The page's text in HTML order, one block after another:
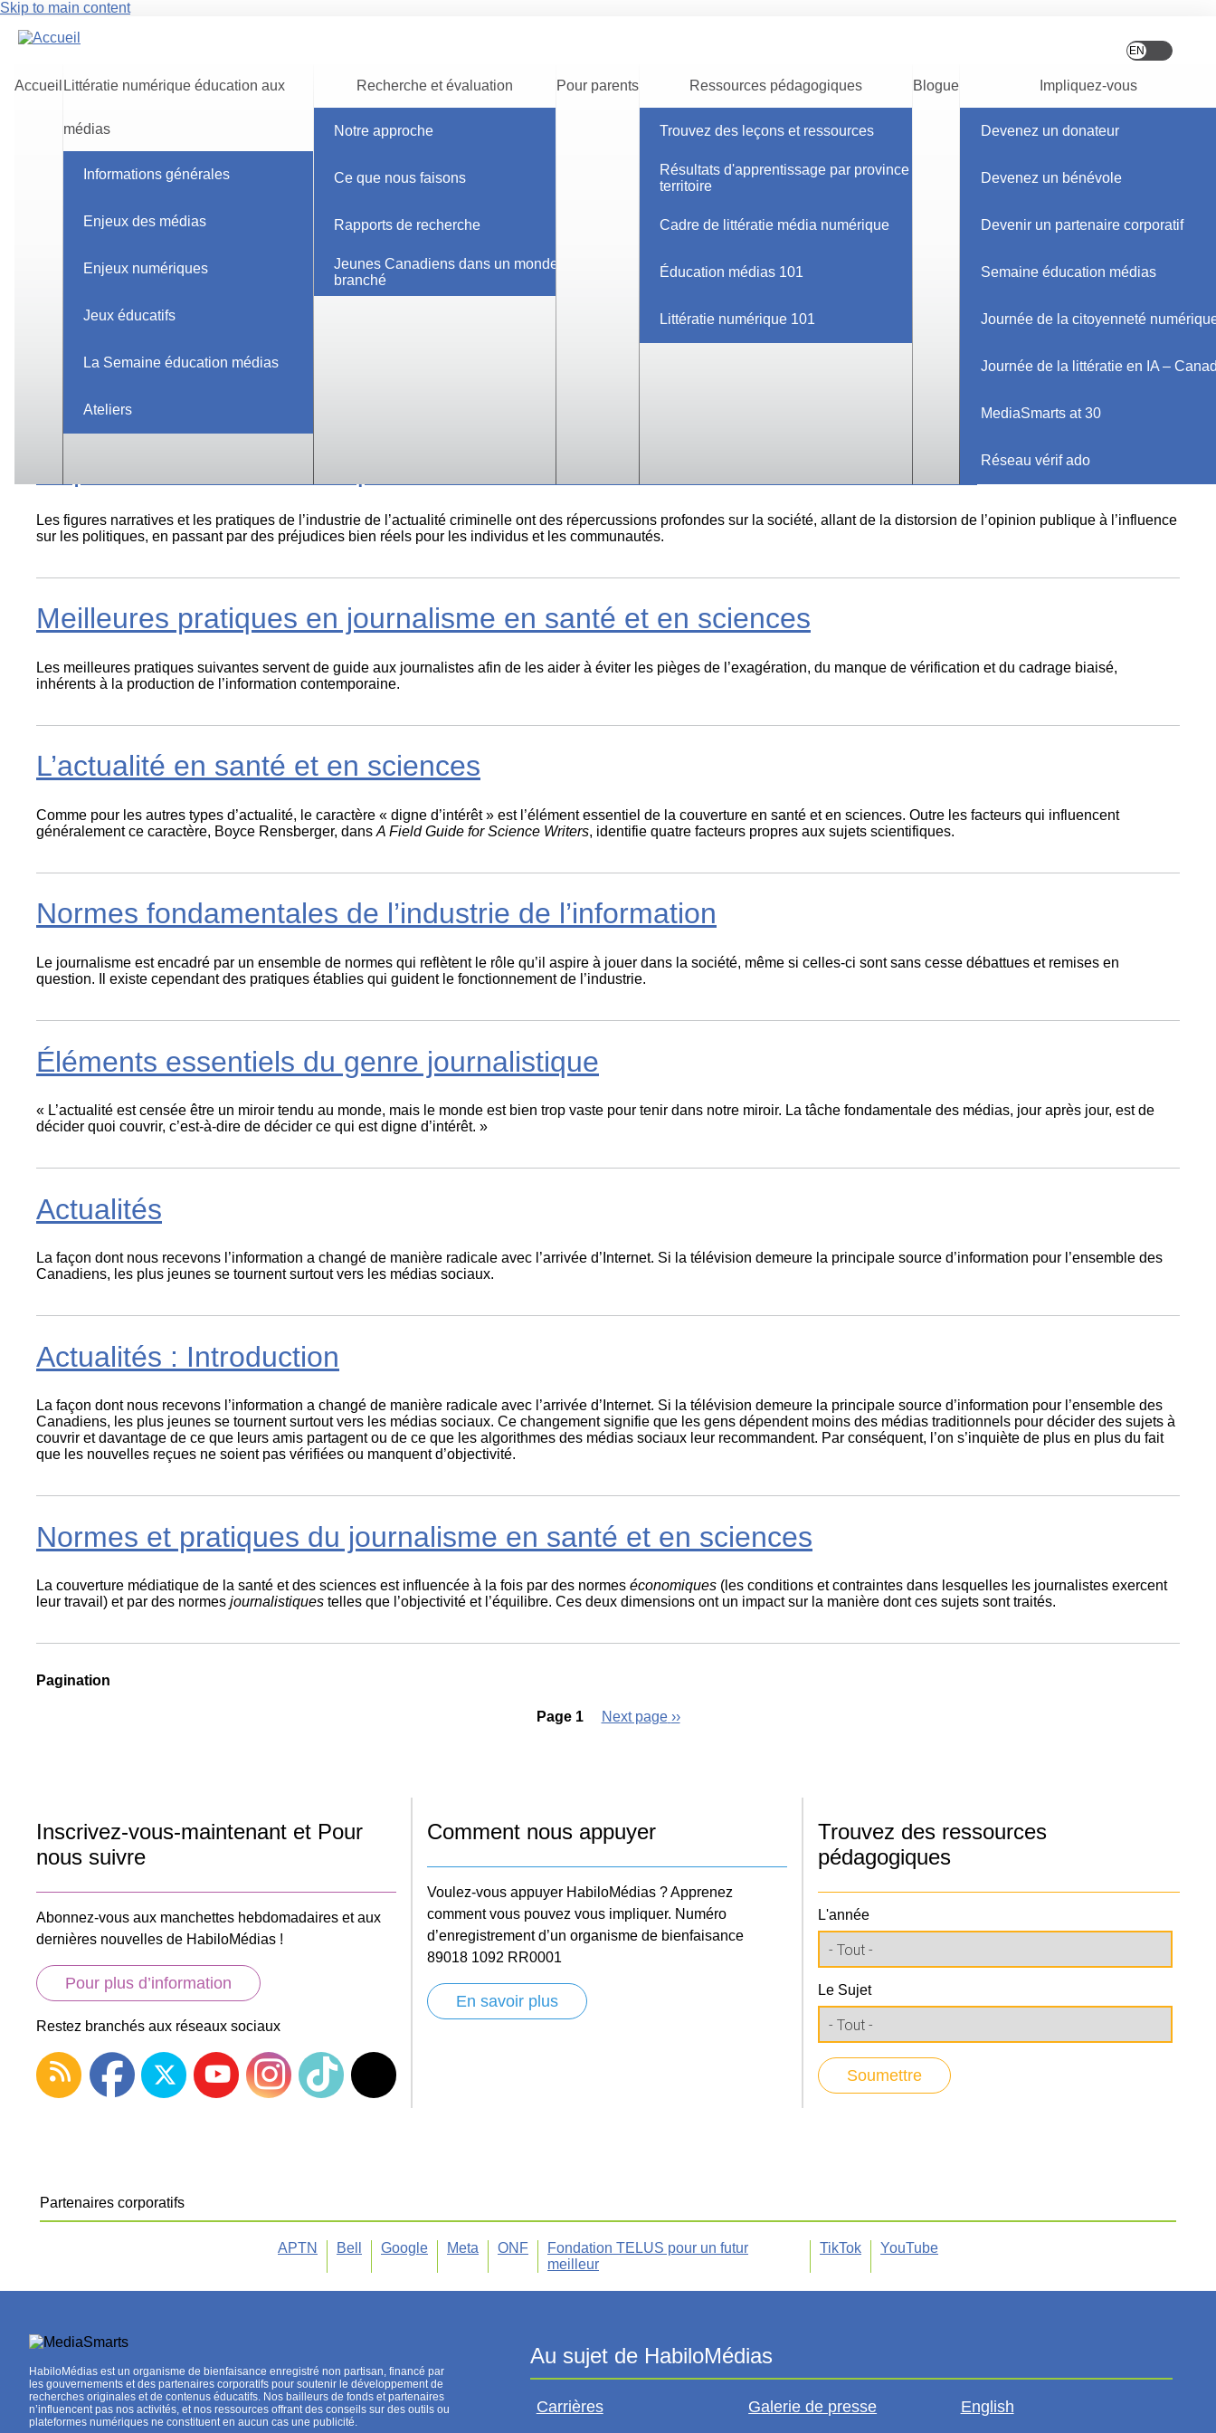
Skip to main content
Accueil Littératie numérique éducation aux
médias
Informations générales
Enjeux des médias
Enjeux numériques
Jeux éducatifs
La Semaine éducation médias
Ateliers
Recherche et évaluation
Notre approche
Ce que nous faisons
Rapports de recherche
Jeunes Canadiens dans un monde
branché
Pour parents Ressources pédagogiques
Trouvez des leçons et ressources
Résultats d'apprentissage par province et
territoire
Cadre de littératie média numérique
Éducation médias 101
Littératie numérique 101
Blogue Impliquez-vous
Devenez un donateur
Devenez un bénévole
Devenir un partenaire corporatif
Semaine éducation médias
Journée de la citoyenneté
Journée de la littératie en IA –
MediaSmarts at 30
Réseau vérif ado
Journalisme et actualités
Ressources pour parents - actualités
Ressources pour les enseignants - actualités
Les figures narratives et les pratiques de l’industrie de l’actualité criminelle ont des répercussions profondes sur la société, allant de la distorsion de l’opinion publique à l’influence
sur les politiques, en passant par des préjudices bien réels pour les individus et les communautés.
Meilleures pratiques en journalisme en santé et en sciences
Les meilleures pratiques suivantes servent de guide aux journalistes afin de les aider à éviter les pièges de l’exagération, du manque de vérification et du cadrage biaisé,
inhérents à la production de l’information contemporaine.
L’actualité en santé et en sciences
Comme pour les autres types d’actualité, le caractère « digne d’intérêt » est l’élément essentiel de la couverture en santé et en sciences. Outre les facteurs qui influencent
généralement ce caractère, Boyce Rensberger, dans A Field Guide for Science Writers, identifie quatre facteurs propres aux sujets scientifiques.
Normes fondamentales de l’industrie de l’information
Le journalisme est encadré par un ensemble de normes qui reflètent le rôle qu’il aspire à jouer dans la société, même si celles-ci sont sans cesse débattues et remises en
question. Il existe cependant des pratiques établies qui guident le fonctionnement de l’industrie.
Éléments essentiels du genre journalistique
« L’actualité est censée être un miroir tendu au monde, mais le monde est bien trop vaste pour tenir dans notre miroir. La tâche fondamentale des médias, jour après jour, est de
décider quoi couvrir, c’est-à-dire de décider ce qui est digne d’intérêt. »
Actualités
La façon dont nous recevons l’information a changé de manière radicale avec l’arrivée d’Internet. Si la télévision demeure la principale source d’information pour l’ensemble des
Canadiens, les plus jeunes se tournent surtout vers les médias sociaux.
Actualités : Introduction
La façon dont nous recevons l’information a changé de manière radicale avec l’arrivée d’Internet. Si la télévision demeure la principale source d’information pour l’ensemble des
Canadiens, les plus jeunes se tournent surtout vers les médias sociaux. Ce changement signifie que les gens dépendent moins des médias traditionnels pour décider des sujets à
couvrir et davantage de ce que leurs amis partagent ou de ce que les algorithmes des médias sociaux leur recommandent. Par conséquent, l’on s’inquiète de plus en plus du fait
que les nouvelles reçues ne soient pas vérifiées ou manquent d’objectivité.
Normes et pratiques du journalisme en santé et en sciences
La couverture médiatique de la santé et des sciences est influencée à la fois par des normes économiques (les conditions et contraintes dans lesquelles les journalistes exercent
leur travail) et par des normes journalistiques telles que l’objectivité et l’équilibre. Ces deux dimensions ont un impact sur la manière dont ces sujets sont traités.
Pagination
Page 1 Next page ››
Inscrivez-vous-maintenant et Pour
nous suivre
Abonnez-vous aux manchettes hebdomadaires et aux
dernières nouvelles de HabiloMédias !
Pour plus d’information
Restez branchés aux réseaux sociaux
Comment nous appuyer
Voulez-vous appuyer HabiloMédias ? Apprenez
comment vous pouvez vous impliquer. Numéro
d’enregistrement d’un organisme de bienfaisance
89018 1092 RR0001
En savoir plus
Trouvez des ressources
pédagogiques
L'année
Le Sujet
Partenaires corporatifs
APTN Bell Google Meta ONF
Fondation TELUS pour un futur
meilleur
TikTok YouTube
HabiloMédias est un organisme de bienfaisance enregistré non partisan, financé par
les gouvernements et des partenaires corporatifs pour soutenir le développement de
recherches originales et de contenus éducatifs. Nos bailleurs de fonds et partenaires
n’influencent pas nos activités, et nos ressources offrant des conseils sur des outils ou
plateformes numériques ne constituent en aucun cas une publicité.
Carrières
Galerie de presse
English